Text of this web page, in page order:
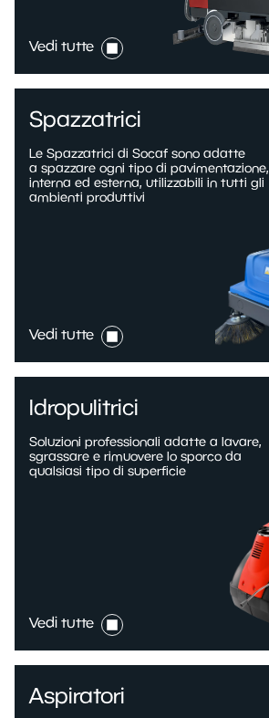
Vedi tutte
Spazzatrici
Le Spazzatrici di Socaf sono adatte
a spazzare ogni tipo di pavimentazione,
interna ed esterna, utilizzabili in tutti gli
ambienti produttivi
Vedi tutte
Idropulitrici
Soluzioni professionali adatte a lavare,
sgrassare e rimuovere lo sporco da
qualsiasi tipo di superficie
Vedi tutte
Aspiratori